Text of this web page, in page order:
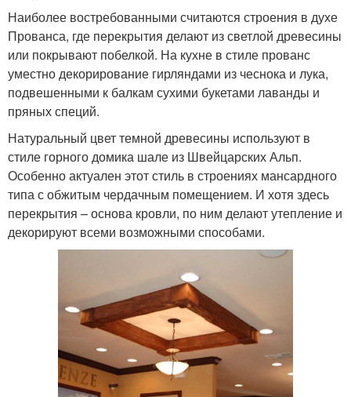
Наиболее востребованными считаются строения в духе
Прованса, где перекрытия делают из светлой древесины
или покрывают побелкой. На кухне в стиле прованс
уместно декорирование гирляндами из чеснока и лука,
подвешенными к балкам сухими букетами лаванды и
пряных специй.
Натуральный цвет темной древесины используют в
стиле горного домика шале из Швейцарских Альп.
Особенно актуален этот стиль в строениях мансардного
типа с обжитым чердачным помещением. И хотя здесь
перекрытия – основа кровли, по ним делают утепление и
декорируют всеми возможными способами.